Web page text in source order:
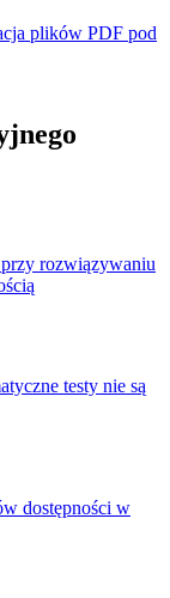
plików PDF pod
rozwiązywaniu
testy nie są
dostępności w